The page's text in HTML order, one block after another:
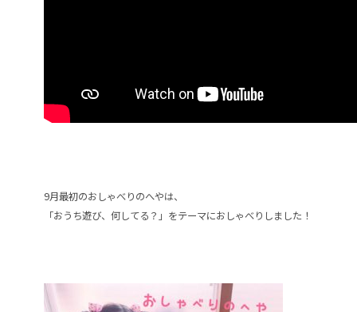
9月最初のおしゃべりのへやは、
「おうち遊び、何してる？」をテーマにおしゃべりしました！